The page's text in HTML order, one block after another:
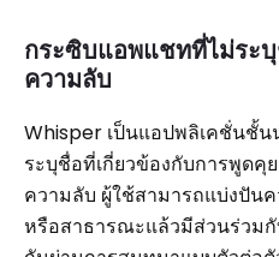
กระซิบแอพแชทที่ไม่ระ
ความลับ
Whisper เป็นแอปพลิเคชั่นชั้
ระบุชื่อที่เกี่ยวข้องกับการพูด
ความลับ ผู้ใช้สามารถแบ่งปัน
หรือสาธารณะแล้วมีส่วนร่วม